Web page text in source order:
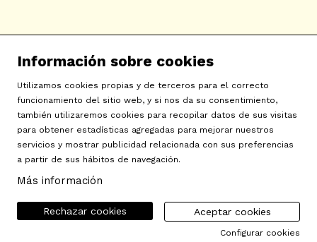
c/ Neopàtria, 54
08030 Barcelona
info@sat-teatre.cat | 933457930
Sitemap | Aviso Legal | Uso de Cookies | Contactar
Política de privacidad
| Declaración de accesibilidad
Información sobre cookies
Utilizamos cookies propias y de terceros para el correcto
funcionamiento del sitio web, y si nos da su consentimiento,
también utilizaremos cookies para recopilar datos de sus visitas
para obtener estadísticas agregadas para mejorar nuestros
servicios y mostrar publicidad relacionada con sus preferencias
a partir de sus hábitos de navegación.
Más información
Aceptar cookies
Rechazar cookies
Configurar cookies